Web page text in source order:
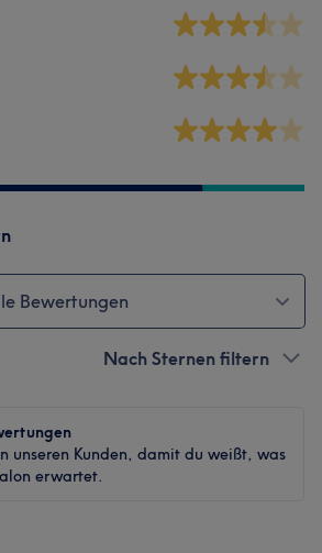
Bewertungen
Nach Sternen filtern
unseren Kunden, damit du weißt, was
erwartet.